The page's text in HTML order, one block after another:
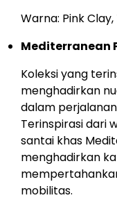
Warna: Pink
Mediterranean
Koleksi yang
menghadirkan
dalam
Terinspirasi dari
santai khas
menghadirkan
mobilitas.